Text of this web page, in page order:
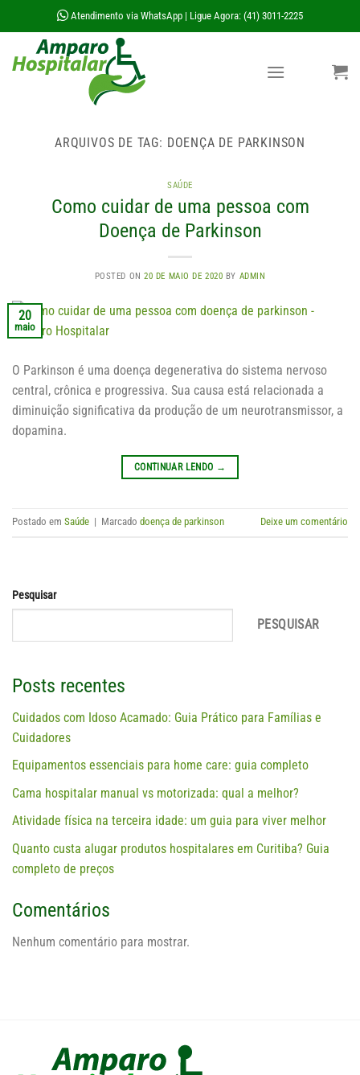
to
content
Atendimento via WhatsApp Ligue Agora: (41) 3011-2225
ARQUIVOS DE TAG: DOENÇA DE PARKINSON
SAÚDE
Como cuidar de uma pessoa com
Doença de Parkinson
POSTED ON20 DE MAIO DE 2020 BY ADMIN
20
maio
O Parkinson é uma doença degenerativa do sistema nervoso
central, crônica e progressiva. Sua causa está relacionada a
diminuição significativa da produção de um neurotransmissor, a
dopamina.
CONTINUAR LENDO →
Postado em Saúde | Marcado doença de parkinson Deixe um comentário
Pesquisar
PESQUISAR
Posts recentes
Cuidados com Idoso Acamado: Guia Prático para Famílias e
Cuidadores
Equipamentos essenciais para home care: guia completo
Cama hospitalar manual vs motorizada: qual a melhor?
Atividade física na terceira idade: um guia para viver melhor
Quanto custa alugar produtos hospitalares em Curitiba? Guia
completo de preços
Comentários
Nenhum comentário para mostrar.